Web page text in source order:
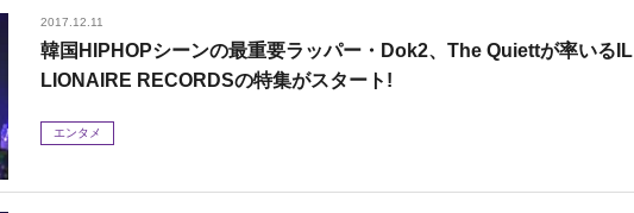
2017.12.11
韓国HIPHOPシーンの最重要ラッパー・Dok2、The Quiettが率いるIL
LIONAIRE RECORDSの特集がスタート!
エンタメ